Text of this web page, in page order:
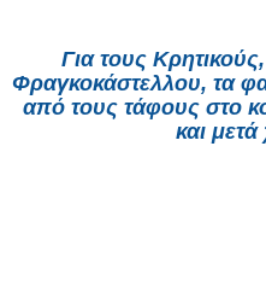
Για τους
Φραγκοκάστελλου, τα
από τους τάφους στο
και